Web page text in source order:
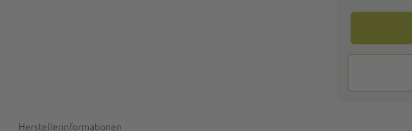
Herstellerinformationen